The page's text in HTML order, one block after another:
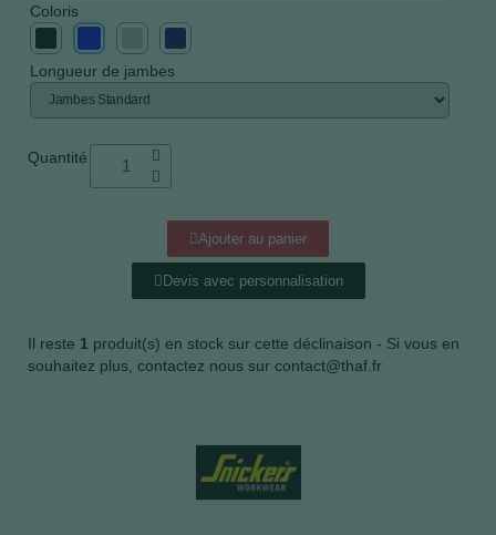
Coloris
Longueur de jambes
Quantité
Ajouter au panier
Devis avec personnalisation
Il reste 1 produit(s) en stock sur cette déclinaison - Si vous en
souhaitez plus, contactez nous sur contact@thaf.fr